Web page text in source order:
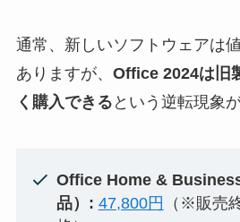
通常、新しいソフトウェアは
ありますが、 Office 2024は旧
く購入できる という逆転現象
Office Home &
品）: 47,800円 （※販売